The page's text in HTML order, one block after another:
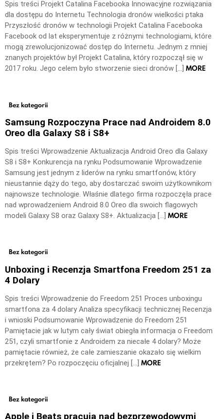
Spis treści Projekt Catalina Facebooka Innowacyjne rozwiązania
dla dostępu do Internetu Technologia dronów wielkości ptaka
Przyszłość dronów w technologii Projekt Catalina Facebooka
Facebook od lat eksperymentuje z różnymi technologiami, które
mogą zrewolucjonizować dostęp do Internetu. Jednym z mniej
znanych projektów był Projekt Catalina, który rozpoczął się w
2017 roku. Jego celem było stworzenie sieci dronów […] MORE
Bez kategorii
Samsung Rozpoczyna Prace nad Androidem 8.0
Oreo dla Galaxy S8 i S8+
Spis treści Wprowadzenie Aktualizacja Android Oreo dla Galaxy
S8 i S8+ Konkurencja na rynku Podsumowanie Wprowadzenie
Samsung jest jednym z liderów na rynku smartfonów, który
nieustannie dąży do tego, aby dostarczać swoim użytkownikom
najnowsze technologie. Właśnie dlatego firma rozpoczęła prace
nad wprowadzeniem Android 8.0 Oreo dla swoich flagowych
modeli Galaxy S8 oraz Galaxy S8+. Aktualizacja […] MORE
Bez kategorii
Unboxing i Recenzja Smartfona Freedom 251 za
4 Dolary
Spis treści Wprowadzenie do Freedom 251 Proces unboxingu
smartfona za 4 dolary Analiza specyfikacji technicznej Recenzja
i wnioski Podsumowanie Wprowadzenie do Freedom 251
Pamiętacie jak w lutym cały świat obiegła informacja o Freedom
251, czyli smartfonie z Androidem za niecałe 4 dolary? Może
pamiętacie również, że całe zamieszanie okazało się wielkim
przekrętem? Po rozpoczęciu oficjalnej […] MORE
Bez kategorii
Apple i Beats pracują nad bezprzewodowymi